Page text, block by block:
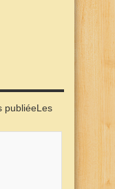
publiéeLes